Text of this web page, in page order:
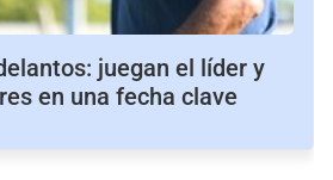
juegan el líder y
en una fecha clave